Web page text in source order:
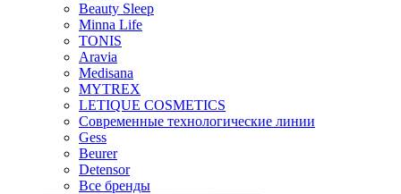
Beauty Sleep
Minna Life
TONIS
Aravia
Medisana
MYTREX
LETIQUE COSMETICS
Современные технологические линии
Gess
Beurer
Detensor
Все бренды